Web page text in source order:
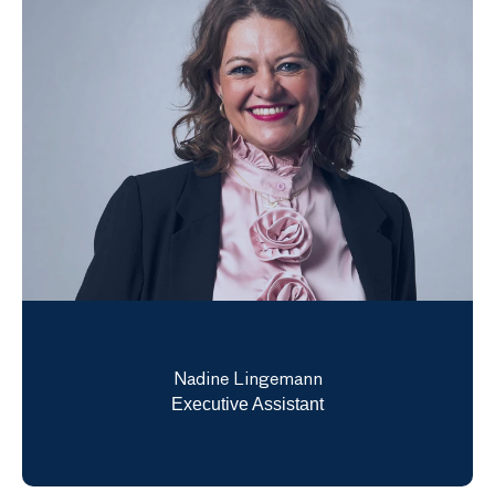
Nadine Lingemann
Executive Assistant